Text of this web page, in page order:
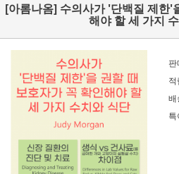
[아롬나옴] 수의사가 '단백질 제한'
해야 할 세 가지
배